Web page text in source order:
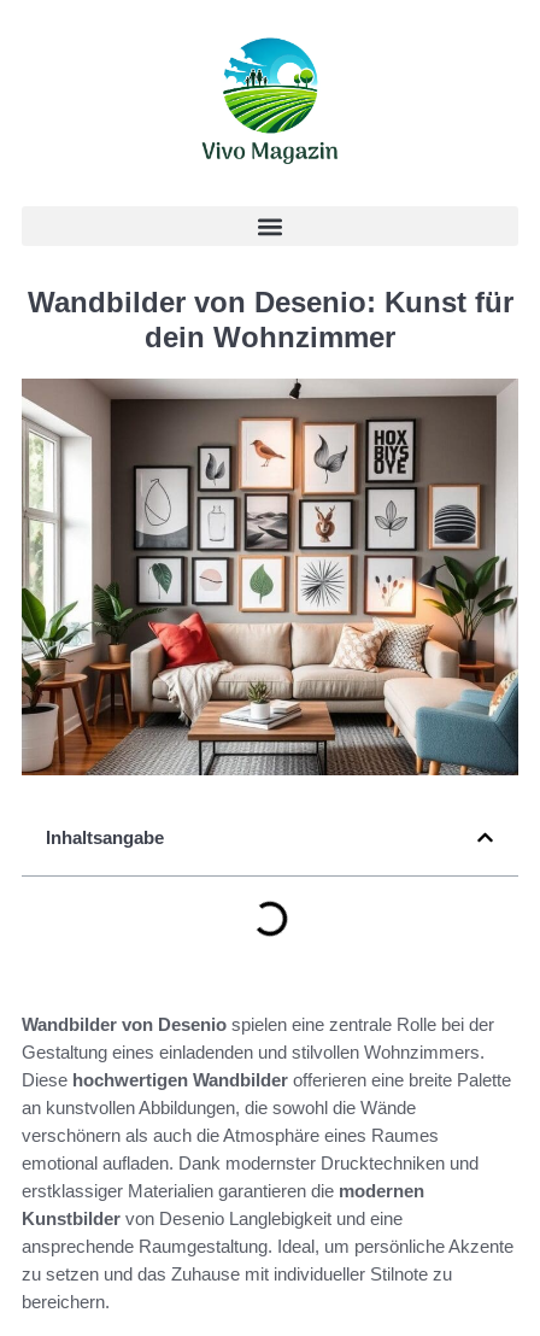
Wandbilder von Desenio: Kunst für
dein Wohnzimmer
Inhaltsangabe
Wandbilder von Desenio spielen eine zentrale Rolle bei der
Gestaltung eines einladenden und stilvollen Wohnzimmers.
Diese hochwertigen Wandbilder offerieren eine breite Palette
an kunstvollen Abbildungen, die sowohl die Wände
verschönern als auch die Atmosphäre eines Raumes
emotional aufladen. Dank modernster Drucktechniken und
erstklassiger Materialien garantieren die modernen
Kunstbilder von Desenio Langlebigkeit und eine
ansprechende Raumgestaltung. Ideal, um persönliche Akzente
zu setzen und das Zuhause mit individueller Stilnote zu
bereichern.